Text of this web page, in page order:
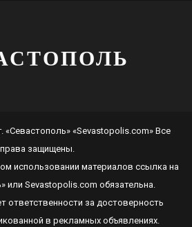
«Севастополь» «Sevastopolis.com» Все
права защищены.
использовании материалов ссылка на
или Sevastopolis.com обязательна.
ответственности за достоверность
в рекламных объявлениях.